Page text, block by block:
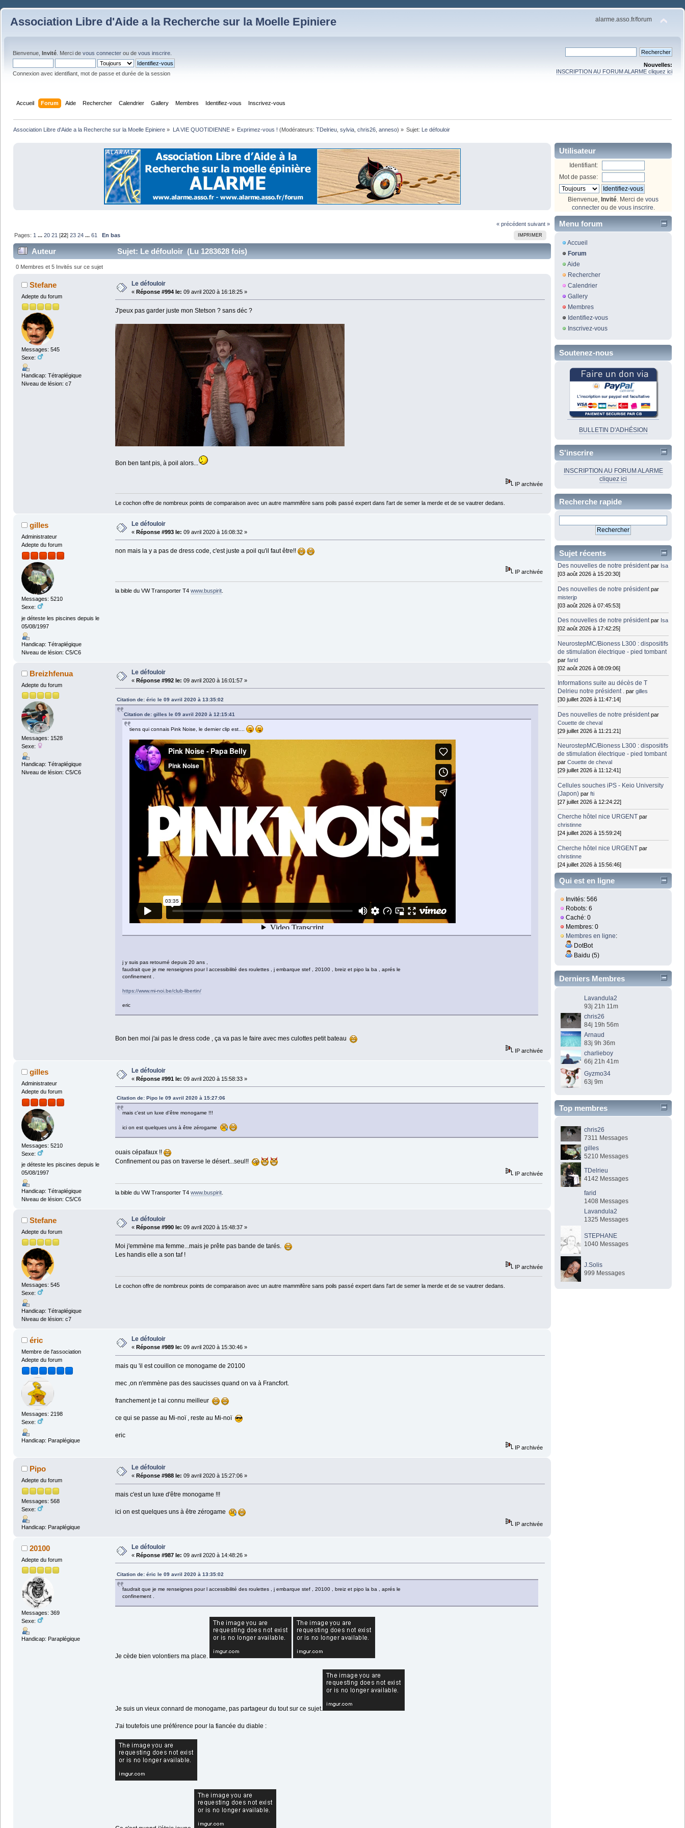
Association Libre d'Aide a la Recherche sur la Moelle Epiniere alarme.asso.fr/forum
Bienvenue, Invité . Merci de vous connecter ou de vous inscrire
Connexion avec identifiant, mot de passe et durée de la session
Nouvelles:
INSCRIPTION AU FORUM ALARME cliquez ici
Accueil Forum Aide Rechercher Calendrier Gallery Membres Identifiez-vous Inscrivez-vous
Association Libre d'Aide a la Recherche sur la Moelle Epiniere » LA VIE QUOTIDIENNE» Exprimez-vous ! (Modérateurs: TDelrieu, sylvia, chris26, anneso) » Sujet: Le défouloir
« précédent suivant »
IMPRIMER
Pages: 1 ...20 21 [22]23 24 ...61 En bas
Auteur Sujet: Le défouloir (Lu 1283628 fois)
0 Membres et 5 Invités sur ce sujet
Stefane
Adepte du forum
Messages: 545
Sexe:
Handicap: Tétraplégique
Niveau de lésion: c7
Le défouloir
« Réponse #994 le: 09 avril 2020 à 16:18:25 »
J'peux pas garder juste mon Stetson ? sans déc ?
Bon ben tant pis, à poil alors...
IP archivée
Le cochon offre de nombreux points de comparaison avec un autre mammifère sans poils passé expert dans l'art de semer la merde et de se vautrer dedans.
gilles
Administrateur
Adepte du forum
Messages: 5210
Sexe:
je déteste les piscines depuis le
05/08/1997
Handicap: Tétraplégique
Niveau de lésion: C5/C6
Le défouloir
« Réponse #993 le: 09 avril 2020 à 16:08:32 »
non mais la y a pas de dress code, c'est juste a poil qu'il faut être!!
IP archivée
la bible du VW Transporter T4 www.buspirit.
Breizhfenua
Adepte du forum
Messages: 1528
Sexe:
Handicap: Tétraplégique
Niveau de lésion: C5/C6
Le défouloir
« Réponse #992 le: 09 avril 2020 à 16:01:57 »
Citation de: éric le 09 avril 2020 à 13:35:02
Citation de: gilles le 09 avril 2020 à 12:15:41
tiens qui connais Pink Noise, le dernier clip est....
j y suis pas retourné depuis 20 ans ,
faudrait que je me renseignes pour l accessibilité des roulettes , j embarque stef , 20100 , breiz et pipo la ba , aprés le
confinement .
https://www.mi-noi.be/club-libertin/
eric
Bon ben moi j'ai pas le dress code , ça va pas le faire avec mes culottes petit bateau
IP archivée
gilles
Administrateur
Adepte du forum
Messages: 5210
Sexe:
je déteste les piscines depuis le
05/08/1997
Handicap: Tétraplégique
Niveau de lésion: C5/C6
Le défouloir
« Réponse #991 le: 09 avril 2020 à 15:58:33 »
Citation de: Pipo le 09 avril 2020 à 15:27:06
mais c'est un luxe d'être monogame !!!
ici on est quelques uns à être zérogame
ouais cépafaux !!
Confinement ou pas on traverse le désert...seul!!
IP archivée
la bible du VW Transporter T4 www.buspirit.
Stefane
Adepte du forum
Messages: 545
Sexe:
Handicap: Tétraplégique
Niveau de lésion: c7
Le défouloir
« Réponse #990 le: 09 avril 2020 à 15:48:37 »
Moi j'emmène ma femme...mais je prête pas bande de tarés.
Les handis elle a son taf !
IP archivée
Le cochon offre de nombreux points de comparaison avec un autre mammifère sans poils passé expert dans l'art de semer la merde et de se vautrer dedans.
éric
Membre de l'association
Adepte du forum
Messages: 2198
Sexe:
Handicap: Paraplégique
Le défouloir
« Réponse #989 le: 09 avril 2020 à 15:30:46 »
mais qu 'il est couillon ce monogame de 20100
mec ,on n'emmène pas des saucisses quand on va à Francfort.
franchement je t ai connu meilleur
ce qui se passe au Mi-noï , reste au Mi-noï
eric
IP archivée
Pipo
Adepte du forum
Messages: 568
Sexe:
Handicap: Paraplégique
Le défouloir
« Réponse #988 le: 09 avril 2020 à 15:27:06 »
mais c'est un luxe d'être monogame !!!
ici on est quelques uns à être zérogame
IP archivée
20100
Adepte du forum
Messages: 369
Sexe:
Handicap: Paraplégique
Le défouloir
« Réponse #987 le: 09 avril 2020 à 14:48:26 »
Citation de: éric le 09 avril 2020 à 13:35:02
faudrait que je me renseignes pour l accessibilité des roulettes , j embarque stef , 20100 , breiz et pipo la ba , aprés le
confinement .
Je cède bien volontiers ma place.
Je suis un vieux connard de monogame, pas partageur du tout sur ce sujet.
J'ai toutefois une préférence pour la fiancée du diable :
Utilisateur
Identifiant:
Mot de passe:
Bienvenue, Invité . Merci de vous
connecterou de vous inscrire
Menu forum
Accueil
Forum
Aide
Rechercher
Calendrier
Gallery
Membres
Identifiez-vous
Inscrivez-vous
Soutenez-nous
BULLETIN D'ADHÉSION
S'inscrire
INSCRIPTION AU FORUM ALARME
cliquez ici
Recherche rapide
Sujet récents
Des nouvelles de notre président par Isa
[03 août 2026 à 15:20:30]
Des nouvelles de notre président par
misterjp
[03 août 2026 à 07:45:53]
Des nouvelles de notre président par Isa
[02 août 2026 à 17:42:25]
NeurostepMC/Bioness L300 : dispositifs
de stimulation électrique - pied tombant
parfarid
[02 août 2026 à 08:09:06]
Informations suite au décès de T
Delrieu notre président . pargilles
[30 juillet 2026 à 11:47:14]
Des nouvelles de notre président par
Couette de cheval
[29 juillet 2026 à 11:21:21]
NeurostepMC/Bioness L300 : dispositifs
de stimulation électrique - pied tombant
parCouette de cheval
[29 juillet 2026 à 11:12:41]
Cellules souches iPS - Keio University
(Japon) parfti
[27 juillet 2026 à 12:24:22]
Cherche hôtel nice URGENT par
christinne
[24 juillet 2026 à 15:59:24]
Cherche hôtel nice URGENT par
christinne
[24 juillet 2026 à 15:56:46]
Qui est en ligne
Invités: 566
Robots: 6
Caché: 0
Membres: 0
Membres en ligne:
DotBot
Baidu (5)
Derniers Membres
Lavandula2
93j 21h 11m
chris26
84j 19h 56m
Arnaud
83j 9h 36m
charlieboy
66j 21h 41m
Gyzmo34
63j 9m
Top membres
chris26
7311 Messages
gilles
5210 Messages
TDelrieu
4142 Messages
farid
1408 Messages
Lavandula2
1325 Messages
STEPHANE
1040 Messages
J.Solis
999 Messages